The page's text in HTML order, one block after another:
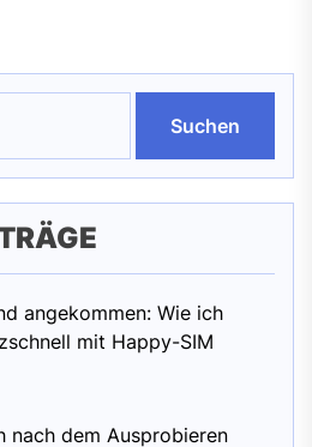
angekommen: Wie ich
mit Happy-SIM
nach dem Ausprobieren